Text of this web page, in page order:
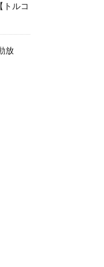
トルコ
放